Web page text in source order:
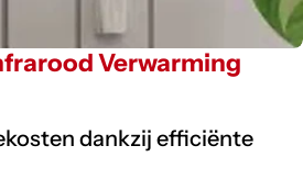
Verwarming
dankzij efficiënte